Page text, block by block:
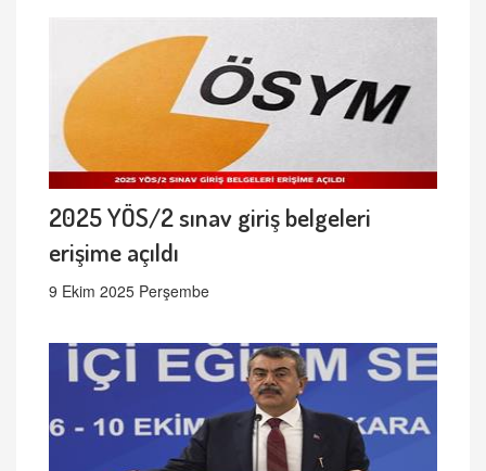
2025 YÖS/2 sınav giriş belgeleri
erişime açıldı
9 Ekim 2025 Perşembe